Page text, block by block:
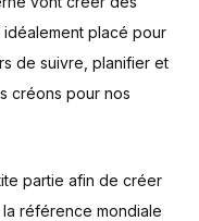
placé pour
de suivre, planifier et
créons pour nos
partie afin de créer
référence mondiale